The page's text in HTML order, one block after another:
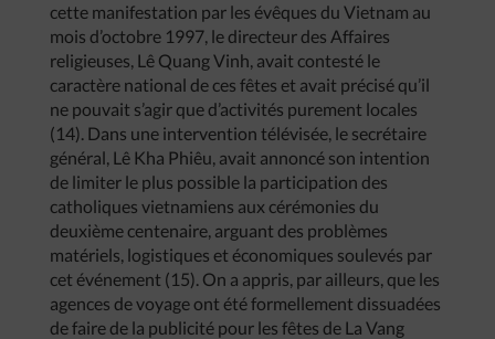
cette manifestation par les évêques du Vietnam au
mois d’octobre 1997, le directeur des Affaires
religieuses, Lê Quang Vinh, avait contesté le
caractère national de ces fêtes et avait précisé qu’il
ne pouvait s’agir que d’activités purement locales
(14). Dans une intervention télévisée, le secrétaire
général, Lê Kha Phiêu, avait annoncé son intention
de limiter le plus possible la participation des
catholiques vietnamiens aux cérémonies du
deuxième centenaire, arguant des problèmes
matériels, logistiques et économiques soulevés par
cet événement (15). On a appris, par ailleurs, que les
agences de voyage ont été formellement dissuadées
de faire de la publicité pour les fêtes de La Vang